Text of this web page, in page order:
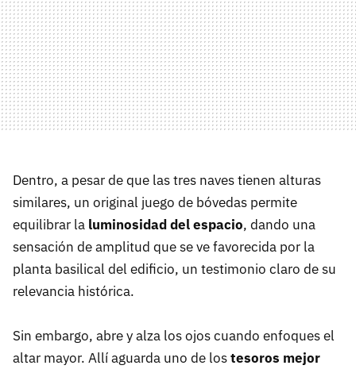
Dentro, a pesar de que las tres naves tienen alturas
similares, un original juego de bóvedas permite
equilibrar la luminosidad del espacio, dando una
sensación de amplitud que se ve favorecida por la
planta basilical del edificio, un testimonio claro de su
relevancia histórica.
Sin embargo, abre y alza los ojos cuando enfoques el
altar mayor. Allí aguarda uno de lostesoros mejor